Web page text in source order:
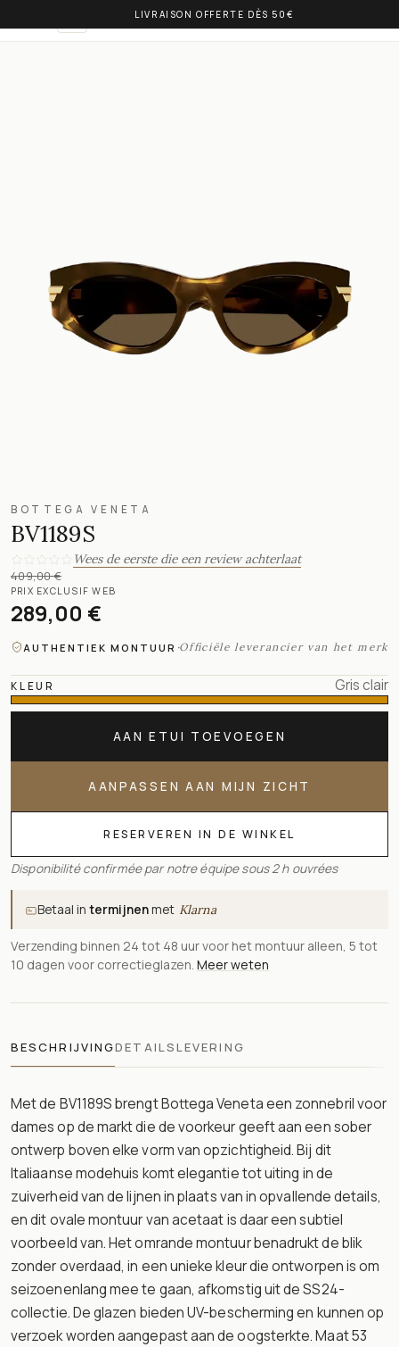
LIVRAISON OFFERTE DÈS 50€
OLIVIA BALM
BOTTEGA VENETA
BV1189S
Wees de eerste die een review achterlaat
409,00 €
PRIX EXCLUSIF WEB
289,00 €
AUTHENTIEK MONTUUR ·Officiële leverancier van het merk
KLEUR Gris clair
AAN ETUI TOEVOEGEN
AANPASSEN AAN MIJN ZICHT
RESERVEREN IN DE WINKEL
Disponibilité confirmée par notre équipe sous 2 h ouvrées
Betaal intermijnenmet Klarna
Verzending binnen 24 tot 48 uur voor het montuur alleen, 5 tot
10 dagen voor correctieglazen. Meer weten
BESCHRIJVINGDETAILSLEVERING
Met de BV1189S brengt Bottega Veneta een zonnebril voor
dames op de markt die de voorkeur geeft aan een sober
ontwerp boven elke vorm van opzichtigheid. Bij dit
Italiaanse modehuis komt elegantie tot uiting in de
zuiverheid van de lijnen in plaats van in opvallende details,
en dit ovale montuur van acetaat is daar een subtiel
voorbeeld van. Het omrande montuur benadrukt de blik
zonder overdaad, in een unieke kleur die ontworpen is om
seizoenenlang mee te gaan, afkomstig uit de SS24-
collectie. De glazen bieden UV-bescherming en kunnen op
verzoek worden aangepast aan de oogsterkte. Maat 53